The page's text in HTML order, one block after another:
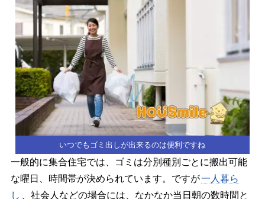
いつでもゴミ出しが出来るのは便利ですね
一般的に集合住宅では、ゴミは分別種別ごとに搬出可能
な曜日、時間帯が決められています。ですが一人暮ら
し
、社会人などの場合には、なかなか当日朝の数時間と